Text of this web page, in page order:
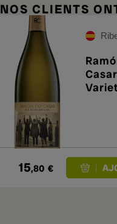
NOS CLIENTS
Casar
15,80 €